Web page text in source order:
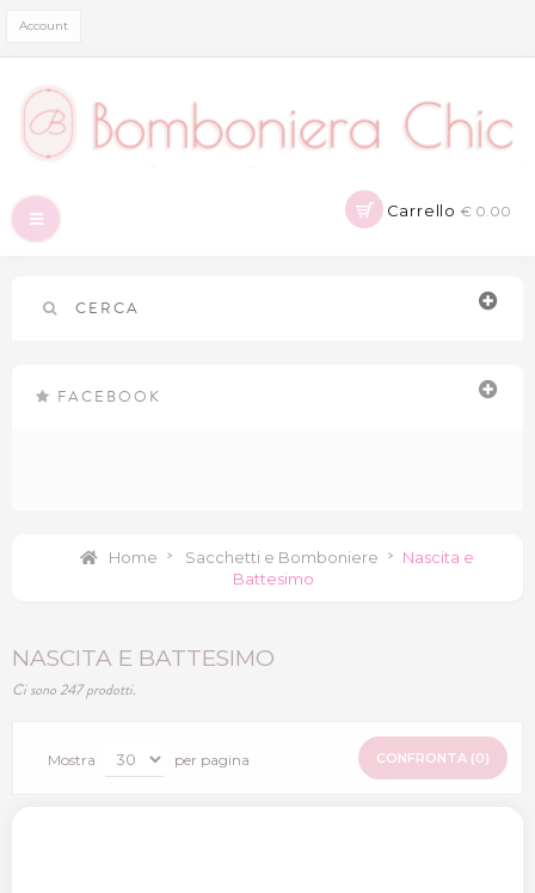
Account
Carrello € 0.00
Navigazione
Toggle
CERCA
FACEBOOK
Home > Sacchetti e Bomboniere > Nascita e
Battesimo
NASCITA E BATTESIMO
Ci sono 247 prodotti.
Mostra per pagina CONFRONTA (0)